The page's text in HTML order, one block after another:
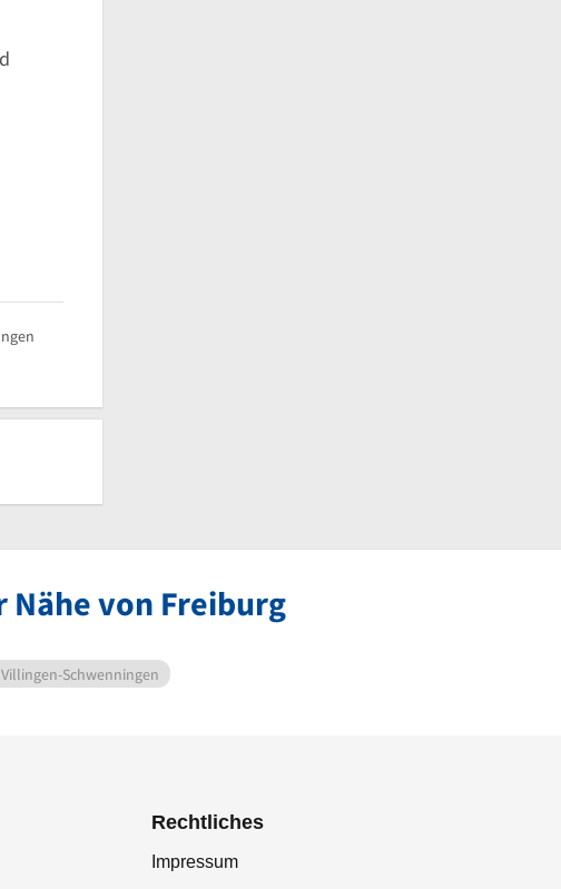
von Freiburg
Villingen-Schwenningen
Rechtliches
Impressum